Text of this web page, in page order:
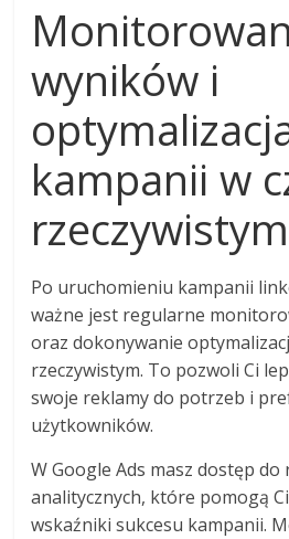
wyników i
kampanii w
rzeczywistym
Po uruchomieniu kampanii
ważne jest regularne
oraz dokonywanie
rzeczywistym. To pozwoli Ci
swoje reklamy do potrzeb i
użytkowników.
W Google Ads masz dostęp
analitycznych, które pomogą
wskaźniki sukcesu kampanii.